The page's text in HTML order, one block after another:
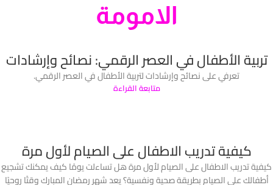
الامومة
تربية الأطفال في العصر الرقمي: نصائح وإرشادات
تعرفي على نصائح وإرشادات لتربية الأطفال في العصر الرقمي.
متابعة القراءة
كيفية تدريب الاطفال على الصيام لأول مرة
كيفية تدريب الاطفال على الصيام لأول مرة هل تساءلت يومًا كيف يمكنك تشجيع
أطفالك على الصيام بطريقة صحية ونفسية؟ يعد شهر رمضان المبارك وقتًا روحيًا